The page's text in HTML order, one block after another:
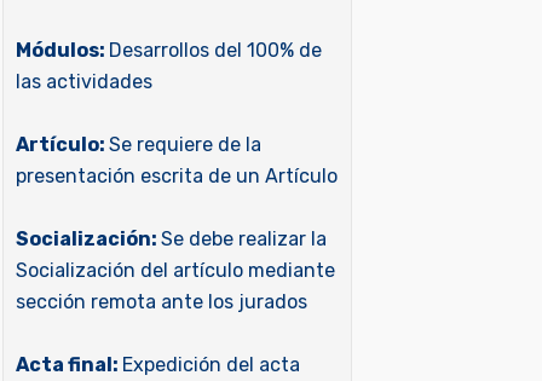
Módulos: Desarrollos del 100% de
las actividades
Artículo: Se requiere de la
presentación escrita de un Artículo
Socialización: Se debe realizar la
Socialización del artículo mediante
sección remota ante los jurados
Acta final: Expedición del acta